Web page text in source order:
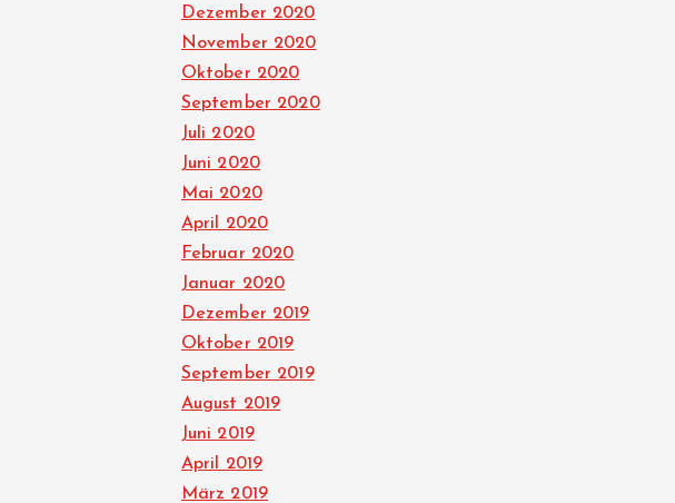
Dezember 2020
November 2020
Oktober 2020
September 2020
Juli 2020
Juni 2020
Mai 2020
April 2020
Februar 2020
Januar 2020
Dezember 2019
Oktober 2019
September 2019
August 2019
Juni 2019
April 2019
März 2019